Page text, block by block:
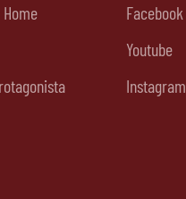
Facebook
Youtube
Instagram